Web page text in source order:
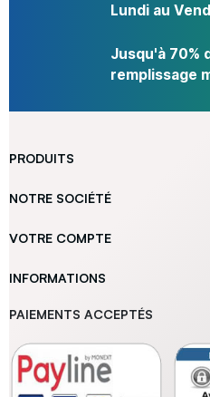
Lundi au
Jusqu'à 70%
remplissage
PRODUITS
NOTRE SOCIÉTÉ
VOTRE COMPTE
INFORMATIONS
PAIEMENTS ACCEPTÉS